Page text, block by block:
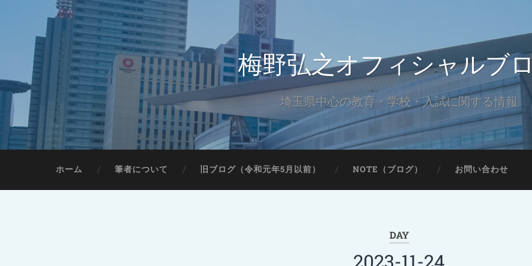
梅野弘之オフィシャルブ
埼玉県中心の教育・学校・入試に関する情報
ホーム 筆者について 旧ブログ（令和元年5月以前） NOTE（ブログ） お問い合わせ
DAY